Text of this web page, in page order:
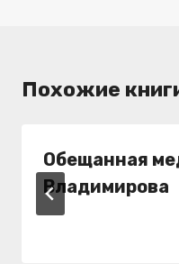
Похожие
Обещанная
Владимирова